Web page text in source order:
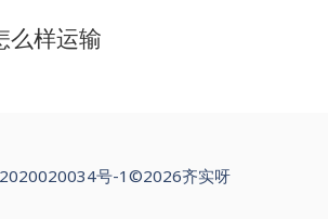
么样运输
号-1 ©2026齐实呀